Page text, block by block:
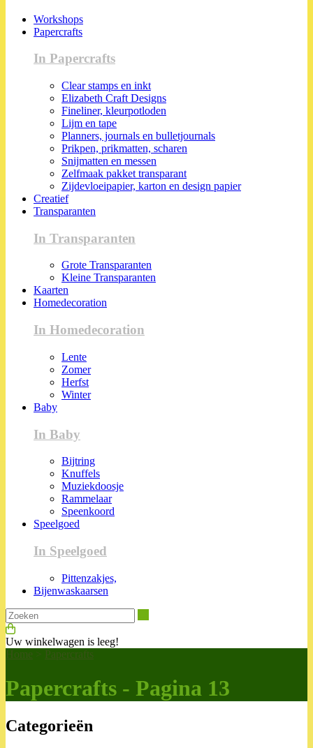
Workshops
Papercrafts
In Papercrafts
Clear stamps en inkt
Elizabeth Craft Designs
Fineliner, kleurpotloden
Lijm en tape
Planners, journals en bulletjournals
Prikpen, prikmatten, scharen
Snijmatten en messen
Zelfmaak pakket transparant
Zijdevloeipapier, karton en design papier
Creatief
Transparanten
In Transparanten
Grote Transparanten
Kleine Transparanten
Kaarten
Homedecoration
In Homedecoration
Lente
Zomer
Herfst
Winter
Baby
In Baby
Bijtring
Knuffels
Muziekdoosje
Rammelaar
Speenkoord
Speelgoed
In Speelgoed
Pittenzakjes,
Bijenwaskaarsen
Uw winkelwagen is leeg!
Home
Papercrafts
Papercrafts - Pagina 13
Categorieën